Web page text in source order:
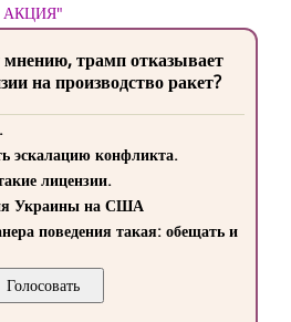
трамп отказывает
на производство ракет?
эскалацию конфликта.
лицензии.
Украины на США
поведения такая: обещать и